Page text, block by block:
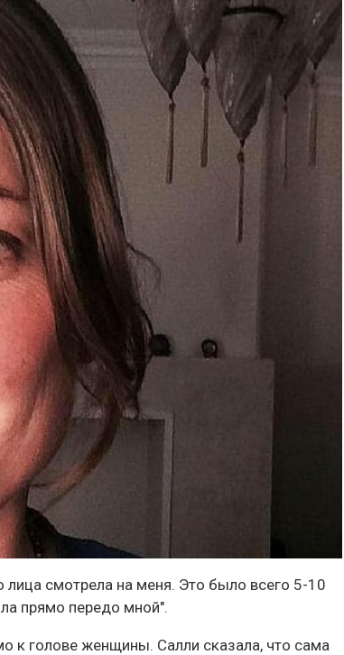
лица смотрела на меня. Это было всего 5-10
прямо передо мной".
к голове женщины. Салли сказала, что сама